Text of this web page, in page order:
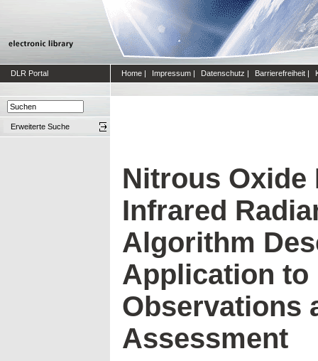
DLR Portal Home | Impressum | Datenschutz | Barrierefreiheit |
Erweiterte Suche
Nitrous
Infrared
Algorithm
Application to
Observations
Assessment